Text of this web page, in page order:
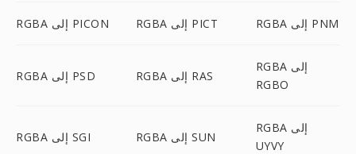
RGBA إلى PICON RGBA إلى PICT RGBA إلى PNM
RGBA إلى PSD RGBA إلى RAS
RGBA إلى
RGBO
RGBA إلى SGI RGBA إلى SUN
RGBA إلى
UYVY